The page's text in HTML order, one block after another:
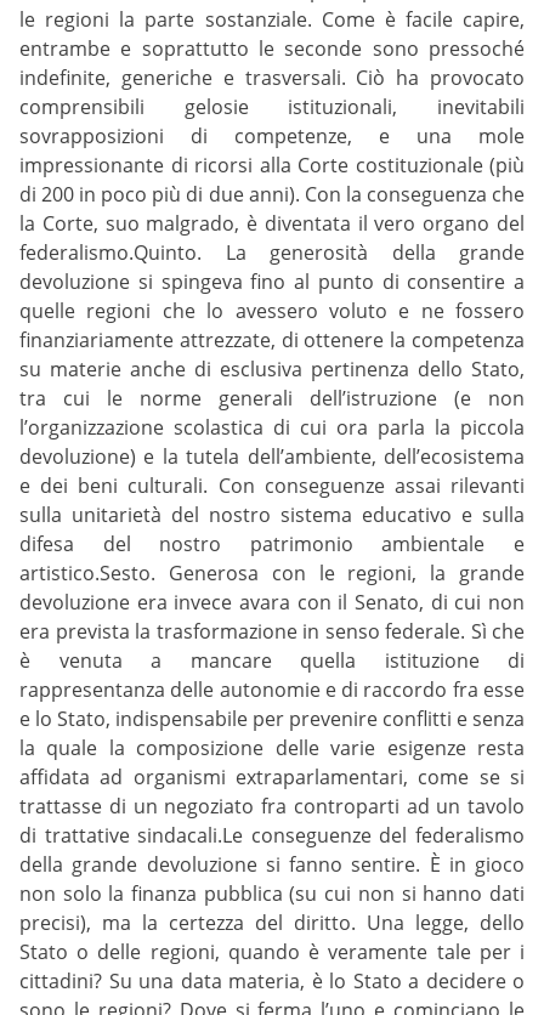
le regioni la parte sostanziale. Come è facile capire,
entrambe e soprattutto le seconde sono pressoché
indefinite, generiche e trasversali. Ciò ha provocato
comprensibili gelosie istituzionali, inevitabili
sovrapposizioni di competenze, e una mole
impressionante di ricorsi alla Corte costituzionale (più
di 200 in poco più di due anni). Con la conseguenza che
la Corte, suo malgrado, è diventata il vero organo del
federalismo.Quinto. La generosità della grande
devoluzione si spingeva fino al punto di consentire a
quelle regioni che lo avessero voluto e ne fossero
finanziariamente attrezzate, di ottenere la competenza
su materie anche di esclusiva pertinenza dello Stato,
tra cui le norme generali dell’istruzione (e non
l’organizzazione scolastica di cui ora parla la piccola
devoluzione) e la tutela dell’ambiente, dell’ecosistema
e dei beni culturali. Con conseguenze assai rilevanti
sulla unitarietà del nostro sistema educativo e sulla
difesa del nostro patrimonio ambientale e
artistico.Sesto. Generosa con le regioni, la grande
devoluzione era invece avara con il Senato, di cui non
era prevista la trasformazione in senso federale. Sì che
è venuta a mancare quella istituzione di
rappresentanza delle autonomie e di raccordo fra esse
e lo Stato, indispensabile per prevenire conflitti e senza
la quale la composizione delle varie esigenze resta
affidata ad organismi extraparlamentari, come se si
trattasse di un negoziato fra controparti ad un tavolo
di trattative sindacali.Le conseguenze del federalismo
della grande devoluzione si fanno sentire. È in gioco
non solo la finanza pubblica (su cui non si hanno dati
precisi), ma la certezza del diritto. Una legge, dello
Stato o delle regioni, quando è veramente tale per i
cittadini? Su una data materia, è lo Stato a decidere o